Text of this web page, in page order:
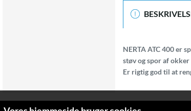
NERTA ATC 400 er
støv og spor af
Er rigtig god til at